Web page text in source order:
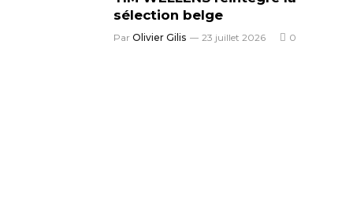
sélection belge
Par Olivier Gilis 23 juillet 2026 0